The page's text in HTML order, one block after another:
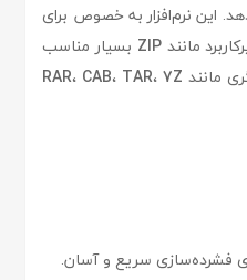
این نرم‌افزار به خصوص برای
مانندZIP بسیار مناسب
مانند
RAR، CAB، TAR، 7Z
فشرده‌سازی سریع و آسان.